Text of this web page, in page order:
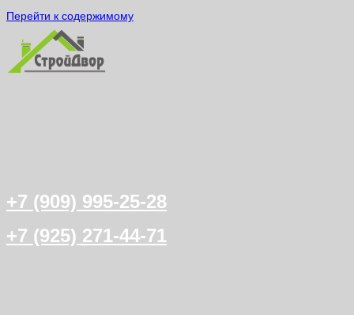
Перейти к содержимому
+7 (909) 995-25-28
+7 (925) 271-44-71